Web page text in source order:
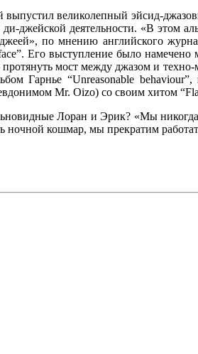
выпустил великолепный эйсид-
джейской деятельности. «В этом
по мнению английского
Его выступление было
мост между джазом и
Гарнье “Unreasonable
Mr. Oizo) со своим хитом
Лоран и Эрик? «Мы
ночной кошмар, мы прекратим